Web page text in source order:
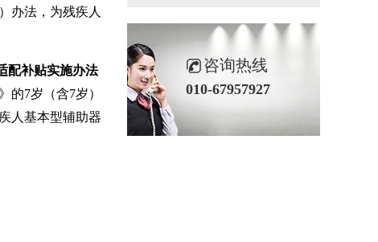
办法，为残疾人
配补贴实施办法
的7岁（含7岁）
人基本型辅助器
咨询热线
010-67957927